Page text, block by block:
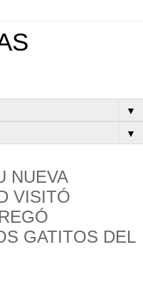
▼
▼
NUEVA
VISITÓ
GATITOS DEL